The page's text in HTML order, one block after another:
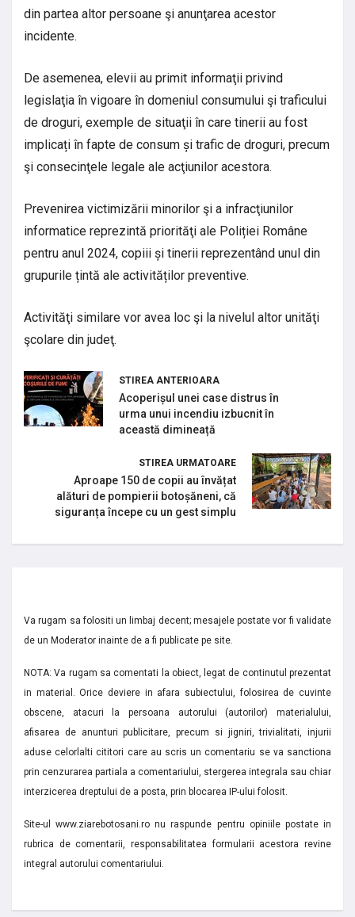
din partea altor persoane şi anunţarea acestor
incidente.
De asemenea, elevii au primit informaţii privind
legislaţia în vigoare în domeniul consumului şi traficului
de droguri, exemple de situaţii în care tinerii au fost
implicați în fapte de consum și trafic de droguri, precum
şi consecinţele legale ale acţiunilor acestora.
Prevenirea victimizării minorilor şi a infracţiunilor
informatice reprezintă priorităţi ale Poliției Române
pentru anul 2024, copiii și tinerii reprezentând unul din
grupurile țintă ale activităților preventive.
Activităţi similare vor avea loc şi la nivelul altor unităţi
şcolare din judeţ.
STIREA ANTERIOARA
Acoperișul unei case distrus în
urma unui incendiu izbucnit în
această dimineață
STIREA URMATOARE
Aproape 150 de copii au învățat
alături de pompierii botoșăneni, că
siguranța începe cu un gest simplu
Va rugam sa folositi un limbaj decent; mesajele postate vor fi validate
de un Moderator inainte de a fi publicate pe site.
NOTA: Va rugam sa comentati la obiect, legat de continutul prezentat
in material. Orice deviere in afara subiectului, folosirea de cuvinte
obscene, atacuri la persoana autorului (autorilor) materialului,
afisarea de anunturi publicitare, precum si jigniri, trivialitati, injurii
aduse celorlalti cititori care au scris un comentariu se va sanctiona
prin cenzurarea partiala a comentariului, stergerea integrala sau chiar
interzicerea dreptului de a posta, prin blocarea IP-ului folosit.
Site-ul www.ziarebotosani.ro nu raspunde pentru opiniile postate in
rubrica de comentarii, responsabilitatea formularii acestora revine
integral autorului comentariului.